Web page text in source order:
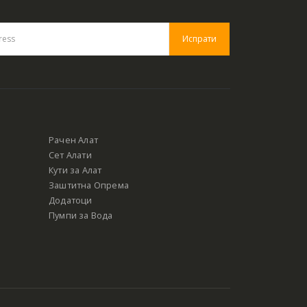
Рачен Алат
Сет Алати
Кути за Алат
Заштитна Опрема
Додатоци
Пумпи за Вода